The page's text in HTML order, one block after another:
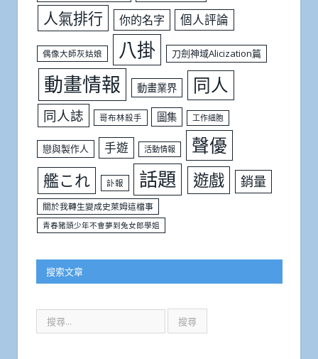
人氣排行 你的名字 個人評論
偶像大師灰姑娘 八掛 刀劍神域Alicization篇
動畫情報 動畫業界 同人
同人誌 哥布林殺手 圖集 工作細胞
戀與製作人 手遊 活動情報 聲優
艦これ 訃報 話題 遊戲 銷量
關於我轉生變成史萊姆這檔事
青春豬頭少年不會夢到兔女郎學姐
搜索文章